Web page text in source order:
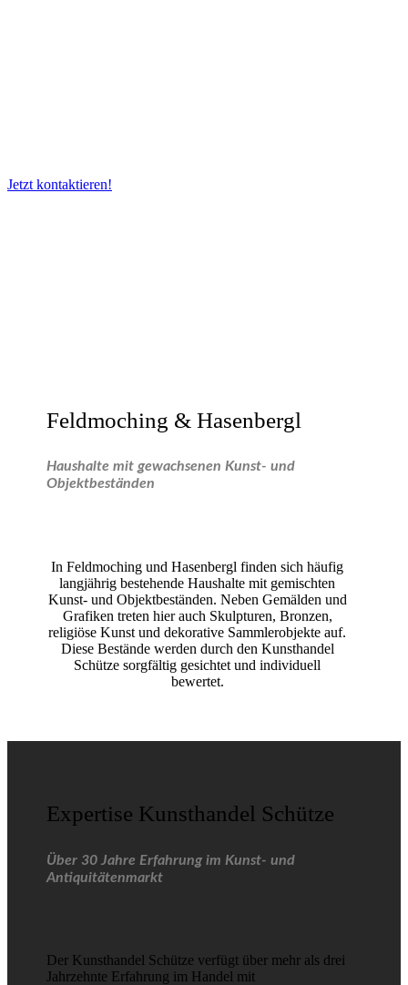
Jetzt kontaktieren!
Feldmoching & Hasenbergl
Haushalte mit gewachsenen Kunst- und
Objektbeständen
In Feldmoching und Hasenbergl finden sich häufig
langjährig bestehende Haushalte mit gemischten
Kunst- und Objektbeständen. Neben Gemälden und
Grafiken treten hier auch Skulpturen, Bronzen,
religiöse Kunst und dekorative Sammlerobjekte auf.
Diese Bestände werden durch den Kunsthandel
Schütze sorgfältig gesichtet und individuell
bewertet.
Expertise Kunsthandel Schütze
Über 30 Jahre Erfahrung im Kunst- und
Antiquitätenmarkt
Der Kunsthandel Schütze verfügt über mehr als drei
Jahrzehnte Erfahrung im Handel mit